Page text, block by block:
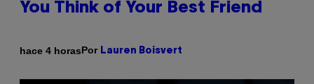
You Think of Your Best Friend
hace 4 horasPor Lauren Boisvert